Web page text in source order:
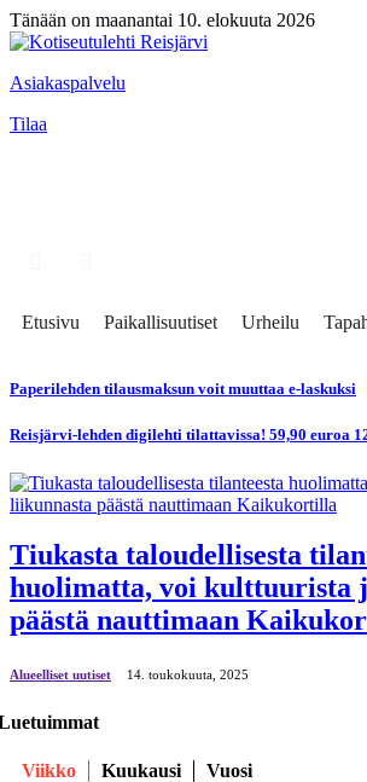
Tänään on maanantai 10. elokuuta 2026
Asiakaspalvelu
Tilaa
Etusivu Paikallisuutiset Urheilu
Paperilehden tilausmaksun voit muuttaa e-laskuksi
Reisjärvi-lehden digilehti tilattavissa! 59,90 euroa
Tiukasta taloudellisesta
huolimatta, voi kulttuurista
päästä nauttimaan
Alueelliset uutiset 14. toukokuuta, 2025
Viikko Kuukausi Vuosi